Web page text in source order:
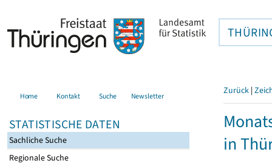
Home Kontakt Suche Newsletter
STATISTISCHE DATEN
Sachliche Suche
Regionale Suche
Zurück |
in